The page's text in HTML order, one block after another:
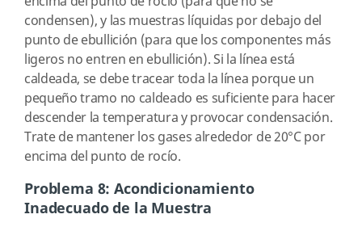
condensen), y las muestras líquidas por debajo del
punto de ebullición (para que los componentes más
ligeros no entren en ebullición). Si la línea está
caldeada, se debe tracear toda la línea porque un
pequeño tramo no caldeado es suficiente para hacer
descender la temperatura y provocar condensación.
Trate de mantener los gases alrededor de 20°C por
encima del punto de rocío.
Problema 8: Acondicionamiento
Inadecuado de la Muestra